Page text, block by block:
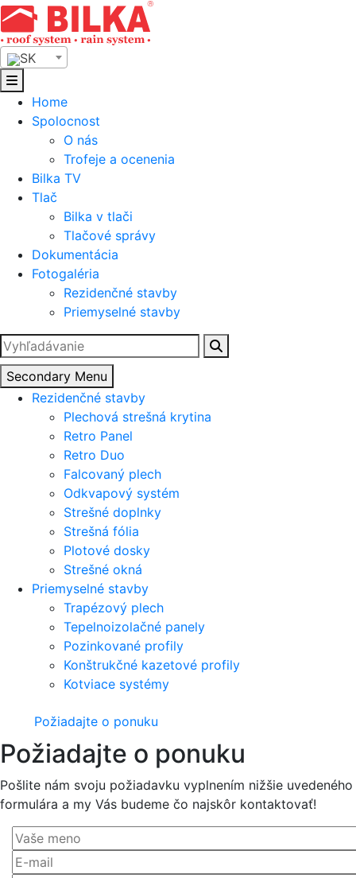
Skip
to
content
SK
Home
Spolocnost
O nás
Trofeje a ocenenia
Bilka TV
Tlač
Bilka v tlači
Tlačové správy
Dokumentácia
Fotogaléria
Rezidenčné stavby
Priemyselné stavby
Hľadať:
Secondary Menu
Rezidenčné stavby
Plechová strešná krytina
Retro Panel
Retro Duo
Falcovaný plech
Odkvapový systém
Strešné doplnky
Strešná fólia
Plotové dosky
Strešné okná
Priemyselné stavby
Trapézový plech
Tepelnoizolačné panely
Pozinkované profily
Konštrukčné kazetové profily
Kotviace systémy
Požiadajte o ponuku
Požiadajte o ponuku
Pošlite nám svoju požiadavku vyplnením nižšie uvedeného
formulára a my Vás budeme čo najskôr kontaktovať!